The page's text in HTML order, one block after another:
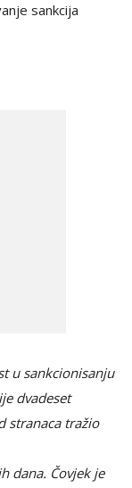
sankcija
u sankcionisanju
dvadeset
stranaca tražio
dana. Čovjek je